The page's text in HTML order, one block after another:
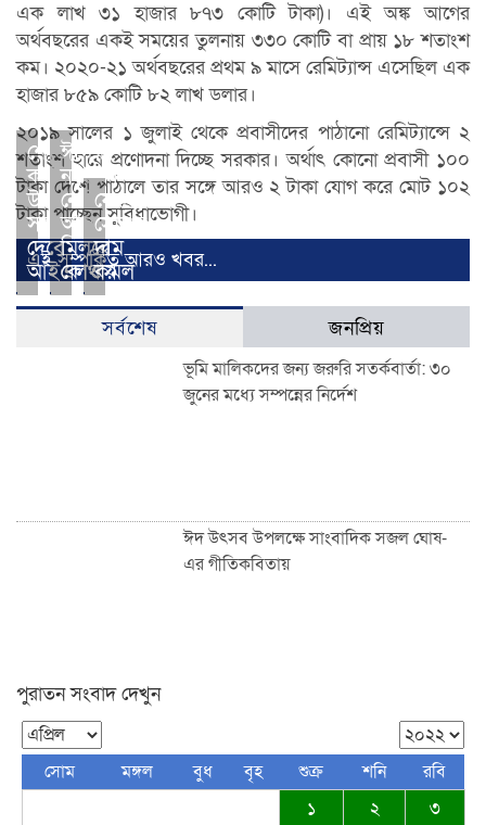
এক লাখ ৩১ হাজার ৮৭৩ কোটি টাকা)। এই অঙ্ক আগের
অর্থবছরের একই সময়ের তুলনায় ৩৩০ কোটি বা প্রায় ১৮ শতাংশ
কম। ২০২০-২১ অর্থবছরের প্রথম ৯ মাসে রেমিট্যান্স এসেছিল এক
হাজার ৮৫৯ কোটি ৮২ লাখ ডলার।
২০১৯ সালের ১ জুলাই থেকে প্রবাসীদের পাঠানো রেমিট্যান্সে ২
শতাংশ হারে প্রণোদনা দিচ্ছে সরকার। অর্থাৎ কোনো প্রবাসী ১০০
টাকা দেশে পাঠালে তার সঙ্গে আরও ২ টাকা যোগ করে মোট ১০২
টাকা পাচ্ছেন সুবিধাভোগী।
এই সম্পর্কিত আরও খবর...
শোভন
কর্মপরিবেশ
উন্নয়নে
সহায়তা
দেবে
আইএলও
ঈদের
নতুন
নোট
আসছে,
মিলবে
কোথায়
ফের
সোনার
দাম
কমল
সর্বশেষ জনপ্রিয়
ভূমি মালিকদের জন্য জরুরি সতর্কবার্তা: ৩০
জুনের মধ্যে সম্পন্নের নির্দেশ
ঈদ উৎসব উপলক্ষে সাংবাদিক সজল ঘোষ-
এর গীতিকবিতায়
ফিতরের বিশাল জামাত অনুষ্ঠিত: হাজারো
মুসল্লির ঢল
পুরাতন সংবাদ দেখুন
সোম মঙ্গল বুধ বৃহ শুক্র শনি
রবি
১
২
৩